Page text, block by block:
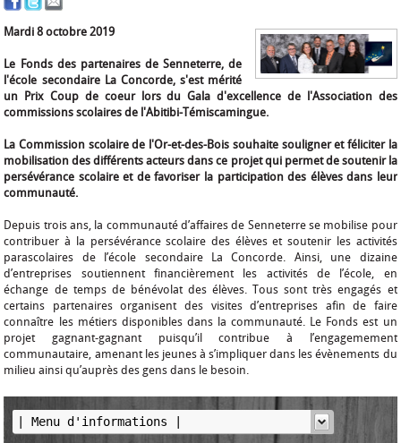
Mardi 8 octobre 2019
Le Fonds des partenaires de Senneterre, de
l'école secondaire La Concorde, s'est mérité
un Prix Coup de coeur lors du Gala d'excellence de l'Association des
commissions scolaires de l'Abitibi-Témiscamingue.
La Commission scolaire de l'Or-et-des-Bois souhaite souligner et féliciter la
mobilisation des différents acteurs dans ce projet qui permet de soutenir la
persévérance scolaire et de favoriser la participation des élèves dans leur
communauté.
Depuis trois ans, la communauté d’affaires de Senneterre se mobilise pour
contribuer à la persévérance scolaire des élèves et soutenir les activités
parascolaires de l’école secondaire La Concorde. Ainsi, une dizaine
d’entreprises soutiennent financièrement les activités de l’école, en
échange de temps de bénévolat des élèves. Tous sont très engagés et
certains partenaires organisent des visites d’entreprises afin de faire
connaître les métiers disponibles dans la communauté. Le Fonds est un
projet gagnant-gagnant puisqu’il contribue à l’engagemement
communautaire, amenant les jeunes à s’impliquer dans les évènements du
milieu ainsi qu’auprès des gens dans le besoin.